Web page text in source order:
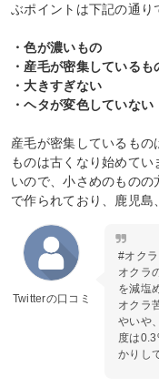
ぶポイントは下記の通り
・色が濃いもの
・産毛が密集しているも
・大きすぎない
・ヘタが変色していない
産毛が密集しているもの
ものは古くなり始めて
いので、小さめのもの
で作られており、鹿児島
Twitterの口コミ
#オクラ
オクラ
を減塩
オクラ
やいや
度は
かりし